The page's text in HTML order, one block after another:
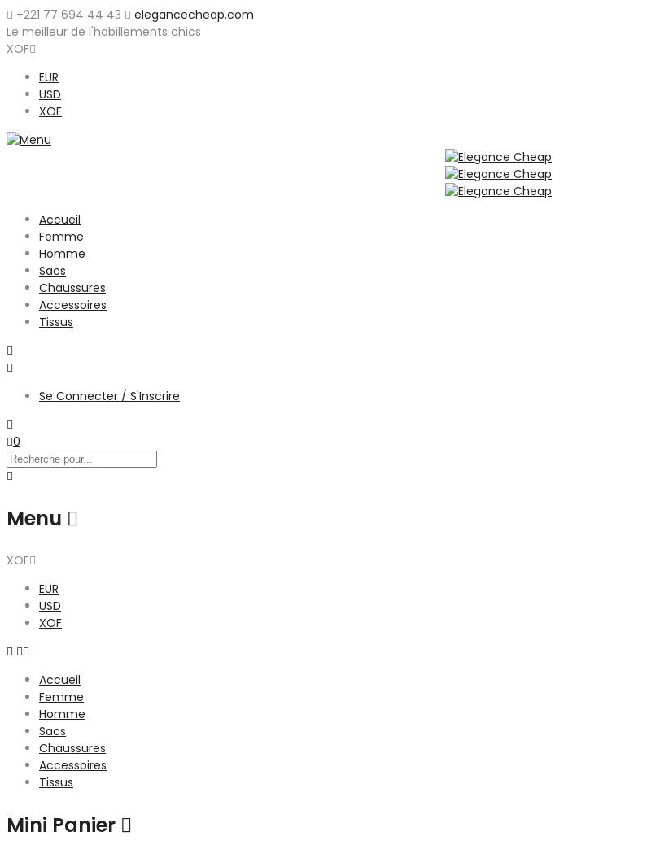
+221 77 694 44 43
elegancecheap.com
Le meilleur de l'habillements chics
XOF
EUR
USD
XOF
Accueil
Femme
Homme
Sacs
Chaussures
Accessoires
Tissus
Se Connecter / S'Inscrire
0
Menu
XOF
EUR
USD
XOF
Accueil
Femme
Homme
Sacs
Chaussures
Accessoires
Tissus
Mini Panier